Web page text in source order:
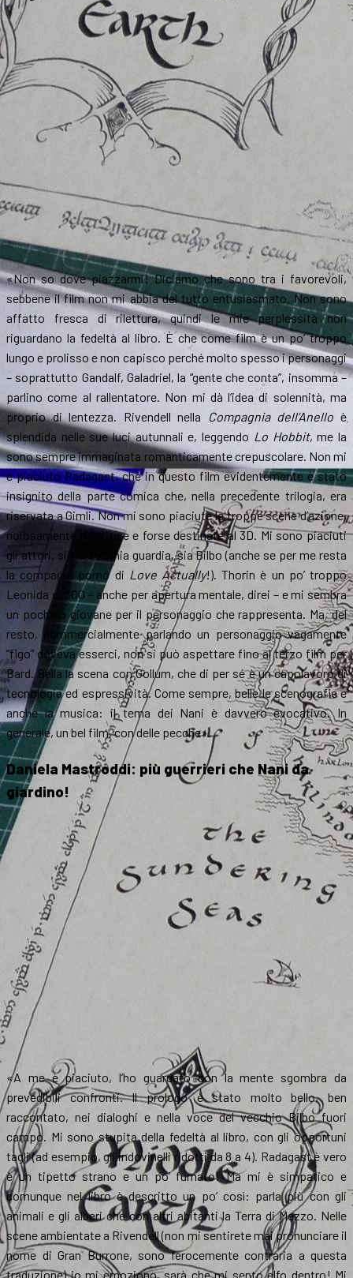
«Non so dove piazzarmi! Diciamo che sono tra i favorevoli,
sebbene il film non mi abbia del tutto entusiasmato. Non sono
affatto fresca di rilettura, quindi le mie perplessità non
riguardano la fedeltà al libro. È che come film è un po’ troppo
lungo e prolisso e non capisco perché molto spesso i personaggi
– soprattutto Gandalf, Galadriel, la “gente che conta”, insomma –
parlino come al rallentatore. Non mi dà l’idea di solennità, ma
proprio di lentezza. Rivendell nella
Compagnia dell’Anello è
splendida nelle sue luci autunnali e, leggendo Lo Hobbit, me la
sono sempre immaginata romanticamente crepuscolare. Non mi
è piaciuto Radagast, che in questo film evidentemente è stato
insignito della parte comica che, nella precedente trilogia, era
riservata a Gimli. Non mi sono piaciute le troppe scene d’azione,
noiosamente ripetitive e forse destinate al 3D. Mi sono piaciuti
gli attori, sia la vecchia guardia, sia Bilbo (anche se per me resta
la comparsa porno di Love Actually!). Thorin è un po’ troppo
Leonida di 300 – anche per apertura mentale, direi – e mi sembra
un pochino giovane per il personaggio che rappresenta. Ma, del
resto, commercialmente parlando un personaggio vagamente
“figo” doveva esserci, non si può aspettare fino al terzo film per
Bard. Bella la scena con Gollum, che di per sé è un capolavoro di
tecnologia ed espressività. Come sempre, belle le scenografie e
anche la musica: il tema dei Nani è davvero evocativo. In
generale, un bel film, con delle pecche».
Daniela Mastroddi: più guerrieri che Nani da
giardino!
«A me è piaciuto, l’ho guardato con la mente sgombra da
prevedibili confronti. Il prologo è stato molto bello, ben
raccontato, nei dialoghi e nella voce del vecchio Bilbo fuori
campo. Mi sono stupita della fedeltà al libro, con gli opportuni
tagli (ad esempio, gli indovinelli ridotti da 8 a 4). Radagast è vero
è un tipetto strano e un po’ fumato! Ma mi è simpatico e
comunque nel libro è descritto un po’ così: parla più con gli
animali e gli alberi che con altri abitanti la Terra di Mezzo. Nelle
scene ambientate a Rivendell (non mi sentirete mai pronunciare il
nome di Gran Burrone, sono ferocemente contraria a questa
traduzione) io mi emoziono, sarà che mi sento elfo dentro! Mi